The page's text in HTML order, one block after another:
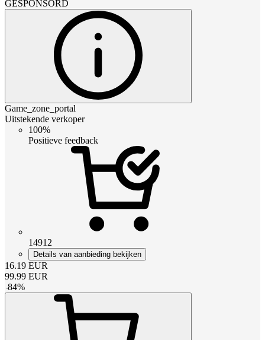
GESPONSORD
Game_zone_portal
Uitstekende verkoper
100%
Positieve feedback
14912
Details van aanbieding bekijken
16.19 EUR
99.99 EUR
-84%